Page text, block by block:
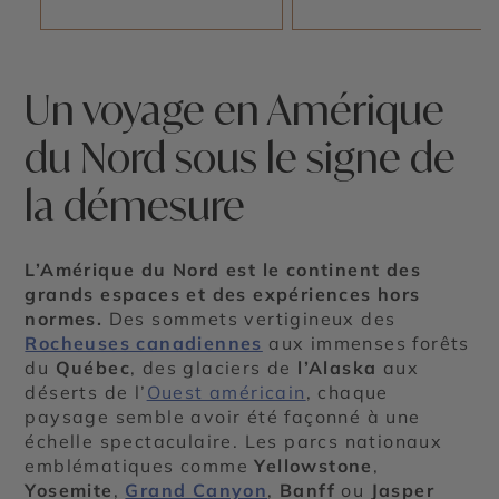
Un voyage en Amérique
du Nord sous le signe de
la démesure
L’Amérique du Nord est le continent des
grands espaces et des expériences hors
normes. Des sommets vertigineux des
Rocheuses canadiennes aux immenses forêts
du Québec, des glaciers de l’Alaska aux
déserts de l’ Ouest américain , chaque
paysage semble avoir été façonné à une
échelle spectaculaire. Les parcs nationaux
emblématiques commeYellowstone ,
Yosemite , Grand Canyon, Banff ou Jasper